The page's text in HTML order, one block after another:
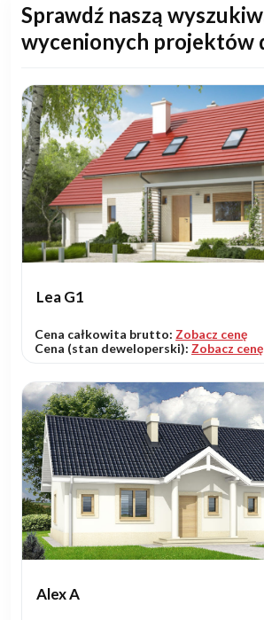
Sprawdź naszą
wycenionych projektów
Lea G1
Cena całkowita brutto: Zobacz cenę
Cena (stan deweloperski): Zobacz cenę
Alex A